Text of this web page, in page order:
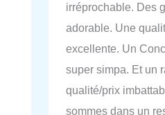
irréprochable. Des
adorable. Une
excellente. Un
super simpa. Et un
qualité/prix
sommes dans un